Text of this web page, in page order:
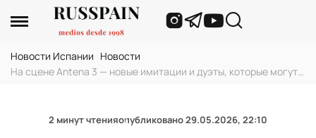
Новости Испании Новости
На сцене Antena 3 — новые имитации и дуэты, которые могут
2 минут чтенияопубликовано29.05.2026, 22:10